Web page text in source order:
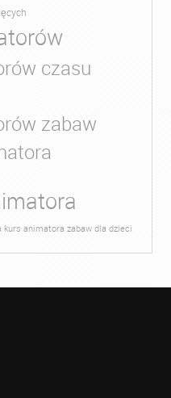
czasu
zabaw
kurs animatora zabaw dla dzieci